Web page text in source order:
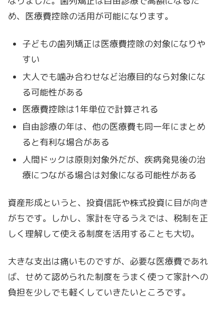
め、医療費控除の活用が可能になります。
子どもの歯列矯正は医療費控除の対象になりや
すい
大人でも噛み合わせなど治療目的なら対象にな
る可能性がある
医療費控除は1年単位で計算される
自由診療の年は、他の医療費も同一年にまとめ
ると有利な場合がある
人間ドックは原則対象外だが、疾病発見後の治
療につながる場合は対象になる可能性がある
資産形成というと、投資信託や株式投資に目が向き
がちです。しかし、家計を守るうえでは、税制を正
しく理解して使える制度を活用することも大切。
大きな支出は痛いものですが、必要な医療費であれ
ば、せめて認められた制度をうまく使って家計への
負担を少しでも軽くしていきたいところです。